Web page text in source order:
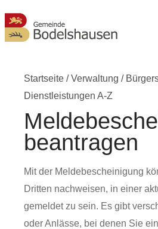
Startseite /Verwaltung /
Dienstleistungen A-Z
beantragen
Mit der Meldebescheinigung
Dritten nachweisen, in einer
gemeldet zu sein. Es gibt
oder Anlässe, bei denen Sie